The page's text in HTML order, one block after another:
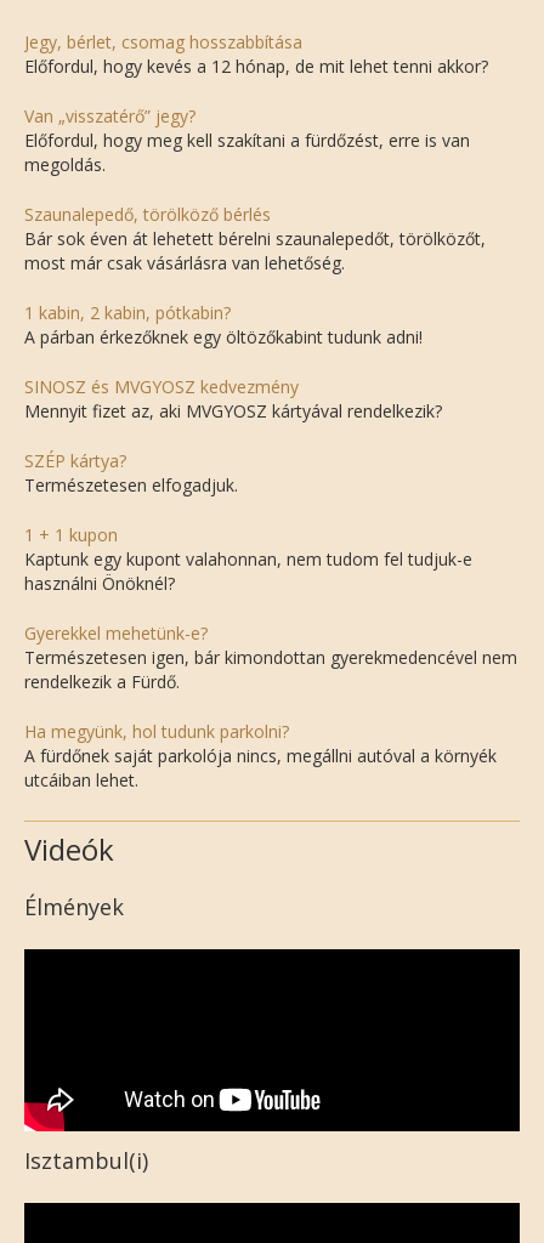
Jegy, bérlet, csomag hosszabbítása
Előfordul, hogy kevés a 12 hónap, de mit lehet tenni akkor?
Van „visszatérő” jegy?
Előfordul, hogy meg kell szakítani a fürdőzést, erre is van
megoldás.
Szaunalepedő, törölköző bérlés
Bár sok éven át lehetett bérelni szaunalepedőt, törölközőt,
most már csak vásárlásra van lehetőség.
1 kabin, 2 kabin, pótkabin?
A párban érkezőknek egy öltözőkabint tudunk adni!
SINOSZ és MVGYOSZ kedvezmény
Mennyit fizet az, aki MVGYOSZ kártyával rendelkezik?
SZÉP kártya?
Természetesen elfogadjuk.
1 + 1 kupon
Kaptunk egy kupont valahonnan, nem tudom fel tudjuk-e
használni Önöknél?
Gyerekkel mehetünk-e?
Természetesen igen, bár kimondottan gyerekmedencével nem
rendelkezik a Fürdő.
Ha megyünk, hol tudunk parkolni?
A fürdőnek saját parkolója nincs, megállni autóval a környék
utcáiban lehet.
Videók
Élmények
Isztambul(i)